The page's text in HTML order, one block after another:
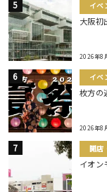
イベ
大阪初
2026年8
イベ
枚方の
2026年8
開店
イオン